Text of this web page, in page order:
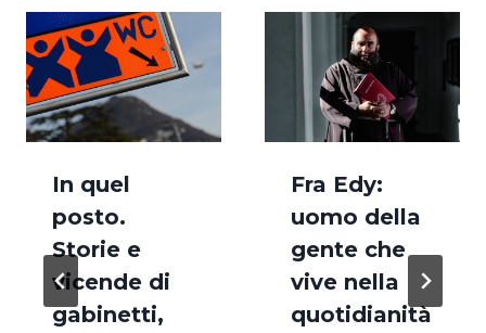
In quel
posto.
Storie e
vicende di
gabinetti,
Fra Edy:
uomo della
gente che
vive nella
quotidianità